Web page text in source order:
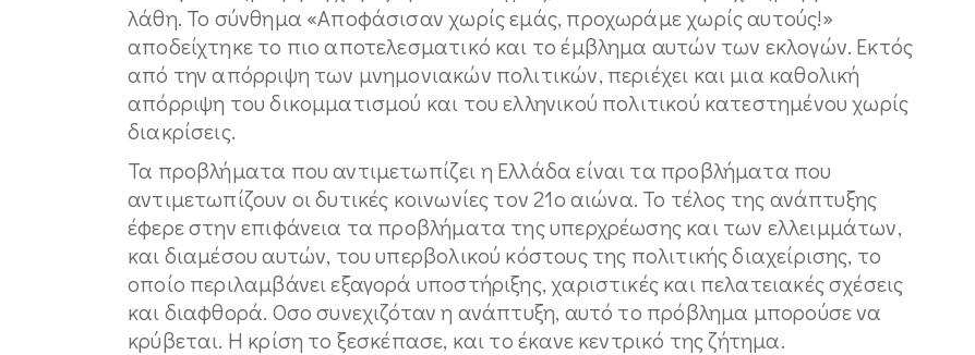
λάθη. Το σύνθημα «Αποφάσισαν χωρίς εμάς, προχωράμε χωρίς αυτούς!»
αποδείχτηκε το πιο αποτελεσματικό και το έμβλημα αυτών των εκλογών. Εκτός
από την απόρριψη των μνημονιακών πολιτικών, περιέχει και μια καθολική
απόρριψη του δικομματισμού και του ελληνικού πολιτικού κατεστημένου χωρίς
διακρίσεις.
Τα προβλήματα που αντιμετωπίζει η Ελλάδα είναι τα προβλήματα που
αντιμετωπίζουν οι δυτικές κοινωνίες τον 21ο αιώνα. Το τέλος της ανάπτυξης
έφερε στην επιφάνεια τα προβλήματα της υπερχρέωσης και των ελλειμμάτων,
και διαμέσου αυτών, του υπερβολικού κόστους της πολιτικής διαχείρισης, το
οποίο περιλαμβάνει εξαγορά υποστήριξης, χαριστικές και πελατειακές σχέσεις
και διαφθορά. Οσο συνεχιζόταν η ανάπτυξη, αυτό το πρόβλημα μπορούσε να
κρύβεται. Η κρίση το ξεσκέπασε, και το έκανε κεντρικό της ζήτημα.